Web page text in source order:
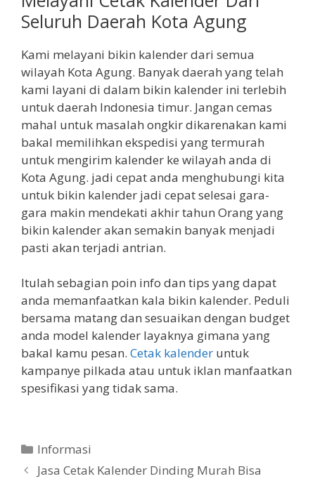
Seluruh Daerah Kota Agung
Kami melayani bikin kalender dari semua
wilayah Kota Agung. Banyak daerah yang telah
kami layani di dalam bikin kalender ini terlebih
untuk daerah Indonesia timur. Jangan cemas
mahal untuk masalah ongkir dikarenakan kami
bakal memilihkan ekspedisi yang termurah
untuk mengirim kalender ke wilayah anda di
Kota Agung. jadi cepat anda menghubungi kita
untuk bikin kalender jadi cepat selesai gara-
gara makin mendekati akhir tahun Orang yang
bikin kalender akan semakin banyak menjadi
pasti akan terjadi antrian.
Itulah sebagian poin info dan tips yang dapat
anda memanfaatkan kala bikin kalender. Peduli
bersama matang dan sesuaikan dengan budget
anda model kalender layaknya gimana yang
bakal kamu pesan. Cetak kalender untuk
kampanye pilkada atau untuk iklan manfaatkan
spesifikasi yang tidak sama.
Categories
Informasi
Jasa Cetak Kalender Dinding Murah Bisa